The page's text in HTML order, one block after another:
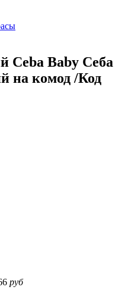
Ceba Baby Себа
на комод /Код
руб